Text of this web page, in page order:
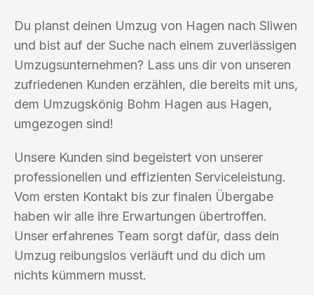
Du planst deinen Umzug von Hagen nach Sliwen
und bist auf der Suche nach einem zuverlässigen
Umzugsunternehmen? Lass uns dir von unseren
zufriedenen Kunden erzählen, die bereits mit uns,
dem Umzugskönig Bohm Hagen aus Hagen,
umgezogen sind!
Unsere Kunden sind begeistert von unserer
professionellen und effizienten Serviceleistung.
Vom ersten Kontakt bis zur finalen Übergabe
haben wir alle ihre Erwartungen übertroffen.
Unser erfahrenes Team sorgt dafür, dass dein
Umzug reibungslos verläuft und du dich um
nichts kümmern musst.